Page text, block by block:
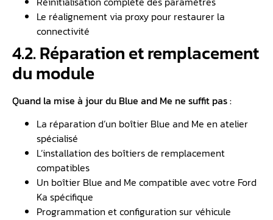
Le réalignement via proxy pour restaurer la
connectivité
4.2. Réparation et remplacement
du module
Quand la mise à jour du Blue and Me ne suffit pas :
La réparation d’un boîtier Blue and Me en atelier
spécialisé
L’installation des boîtiers de remplacement
compatibles
Un boîtier Blue and Me compatible avec votre Ford
Ka spécifique
Programmation et configuration sur véhicule